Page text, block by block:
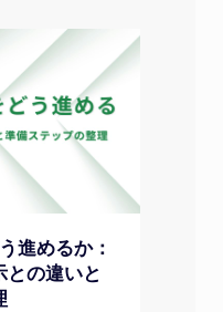
進めるか：
との違いと